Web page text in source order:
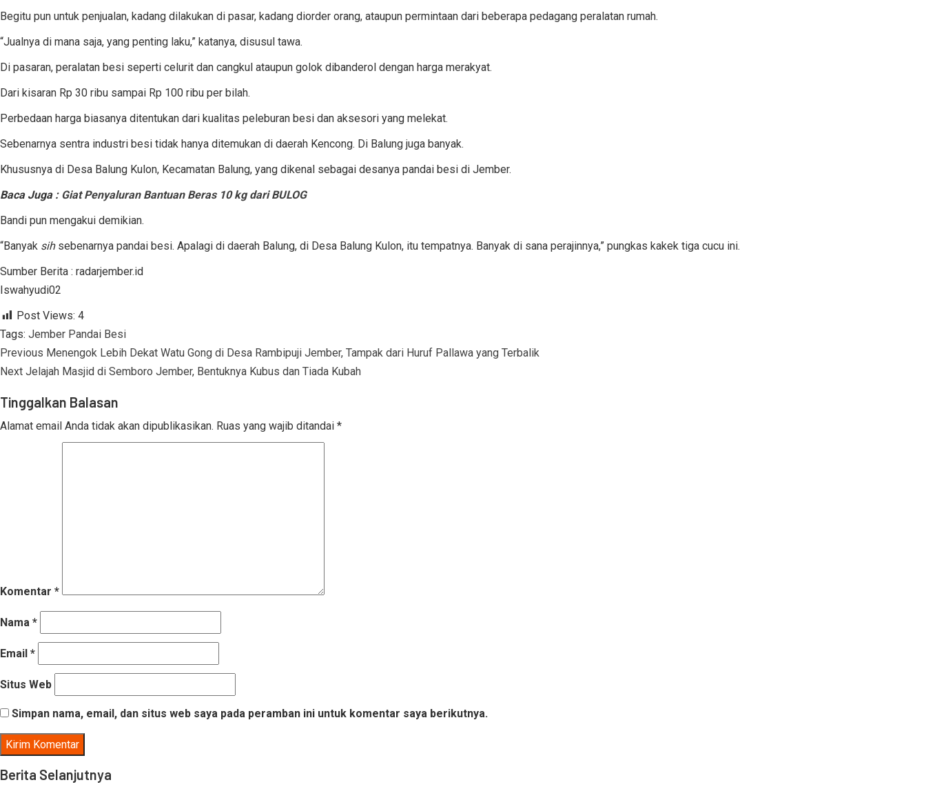
Begitu pun untuk penjualan, kadang dilakukan di pasar, kadang diorder orang, ataupun permintaan dari beberapa pedagang peralatan rumah.
“Jualnya di mana saja, yang penting laku,” katanya, disusul tawa.
Di pasaran, peralatan besi seperti celurit dan cangkul ataupun golok dibanderol dengan harga merakyat.
Dari kisaran Rp 30 ribu sampai Rp 100 ribu per bilah.
Perbedaan harga biasanya ditentukan dari kualitas peleburan besi dan aksesori yang melekat.
Sebenarnya sentra industri besi tidak hanya ditemukan di daerah Kencong. Di Balung juga banyak.
Khususnya di Desa Balung Kulon, Kecamatan Balung, yang dikenal sebagai desanya pandai besi di Jember.
Baca Juga : Giat Penyaluran Bantuan Beras 10 kg dari BULOG
Bandi pun mengakui demikian.
“Banyak sihsebenarnya pandai besi. Apalagi di daerah Balung, di Desa Balung Kulon, itu tempatnya. Banyak di sana perajinnya,” pungkas kakek tiga cucu ini.
Sumber Berita : radarjember.id
Iswahyudi02
Post Views: 4
Tags: Jember Pandai Besi
Continue
Reading
Previous Menengok Lebih Dekat Watu Gong di Desa Rambipuji Jember, Tampak dari Huruf Pallawa yang Terbalik
Next Jelajah Masjid di Semboro Jember, Bentuknya Kubus dan Tiada Kubah
Tinggalkan Balasan
Alamat email Anda tidak akan dipublikasikan. Ruas yang wajib ditandai *
Komentar *
Nama *
Email *
Situs Web
Simpan nama, email, dan situs web saya pada peramban ini untuk komentar saya berikutnya.
Berita Selanjutnya